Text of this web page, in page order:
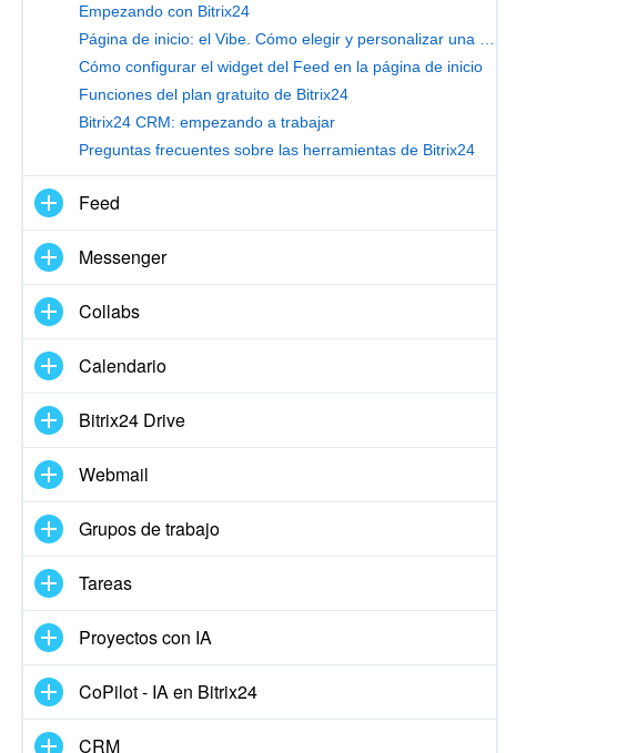
Empezando con Bitrix24
Cómo configurar el widget del Feed en la página de inicio
Funciones del plan gratuito de Bitrix24
Bitrix24 CRM: empezando a trabajar
Preguntas frecuentes sobre las herramientas de Bitrix24
Feed
Messenger
Collabs
Calendario
Bitrix24 Drive
Webmail
Grupos de trabajo
Tareas
Proyectos con IA
CoPilot - IA en Bitrix24
CRM